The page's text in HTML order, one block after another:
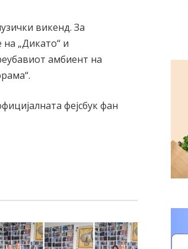
викенд. За
„Дикато“ и
амбиент на
фејсбук фан